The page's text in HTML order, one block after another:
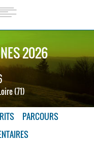
2026
(71)
PARCOURS